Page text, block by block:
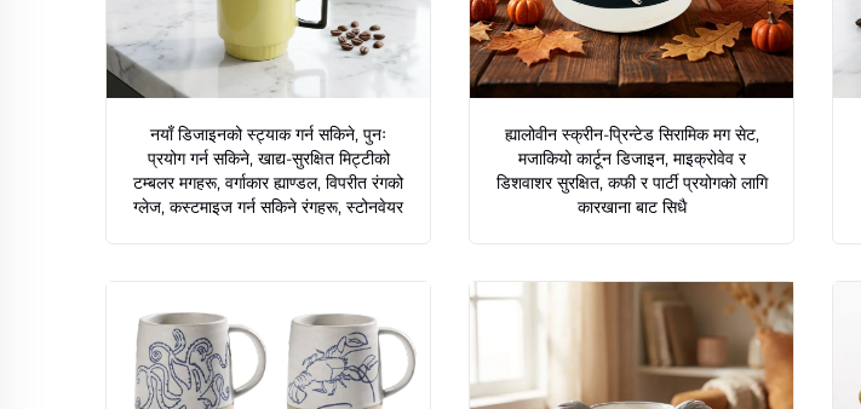
नयाँ डिजाइनको स्ट्याक गर्न सकिने, पुनः
प्रयोग गर्न सकिने, खाद्य-सुरक्षित मिट्टीको
टम्बलर मगहरू, वर्गाकार ह्याण्डल, विपरीत रंगको
ग्लेज, कस्टमाइज गर्न सकिने रंगहरू, स्टोनवेयर
ह्यालोवीन स्क्रीन-प्रिन्टेड सिरामिक मग सेट,
मजाकियो कार्टून डिजाइन, माइक्रोवेव र
डिशवाशर सुरक्षित, कफी र पार्टी प्रयोगको लागि
कारखाना बाट सिधै